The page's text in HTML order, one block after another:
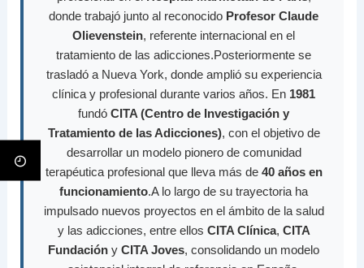
donde trabajó junto al reconocido Profesor Claude
Olievenstein, referente internacional en el
tratamiento de las adicciones.Posteriormente se
trasladó a Nueva York, donde amplió su experiencia
clínica y profesional durante varios años. En 1981
fundó CITA (Centro de Investigación y
Tratamiento de las Adicciones), con el objetivo de
desarrollar un modelo pionero de comunidad
terapéutica profesional que lleva más de 40 años en
funcionamiento.A lo largo de su trayectoria ha
impulsado nuevos proyectos en el ámbito de la salud
y las adicciones, entre ellos CITA Clínica, CITA
Fundación y CITA Joves, consolidando un modelo